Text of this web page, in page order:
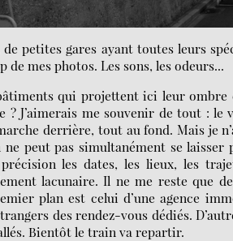
petites gares ayant toutes leurs
mes photos. Les sons, les odeurs...
qui projettent ici leur
? J’aimerais me souvenir de tout : le
derrière, tout au fond. Mais je
ne peut pas simultanément se
les dates, les lieux, les
lacunaire. Il ne me reste que
plan est celui d’une agence
des rendez-vous dédiés.
Bientôt le train va repartir.